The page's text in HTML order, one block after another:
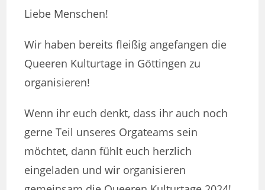
Liebe Menschen!
Wir haben bereits fleißig angefangen die
Queeren Kulturtage in Göttingen zu
organisieren!
Wenn ihr euch denkt, dass ihr auch noch
gerne Teil unseres Orgateams sein
möchtet, dann fühlt euch herzlich
eingeladen und wir organisieren